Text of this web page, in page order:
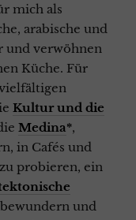
mich als
arabische und
und verwöhnen
Küche. Für
Kultur und die
Medina*,
in Cafés und
probieren, ein
und